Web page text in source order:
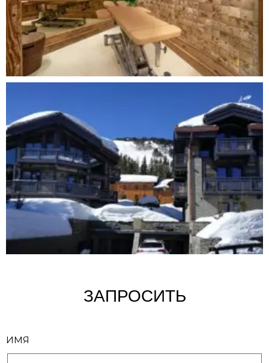
ЗАПРОСИТЬ
ИМЯ